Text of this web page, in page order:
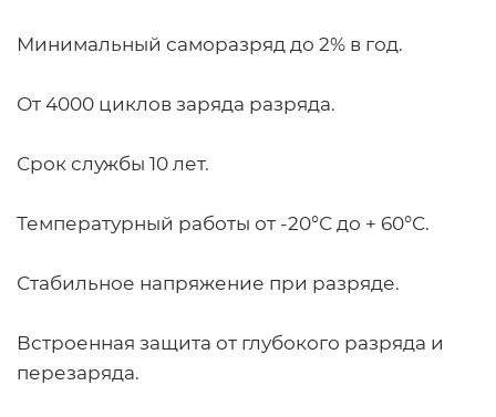
Минимальный саморазряд до 2% в год.
От 4000 циклов заряда разряда.
Срок службы 10 лет.
Температурный работы от -20°С до + 60°С.
Стабильное напряжение при разряде.
Встроенная защита от глубокого разряда и
перезаряда.